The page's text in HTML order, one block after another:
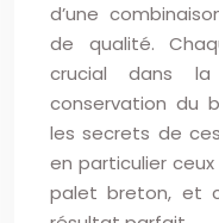
d’une
de qualité.
crucial dans
conservation du
les secrets de
en particulier
palet breton, et